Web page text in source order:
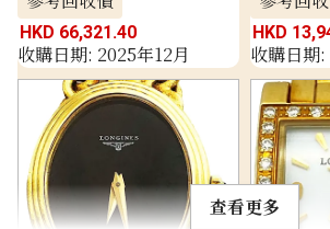
HKD 66,321.40
收購日期: 2025年12月
HKD
收購日期:
查看更多